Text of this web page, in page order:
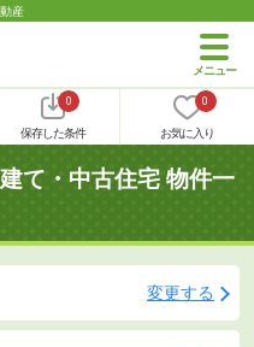
産
0
保存した条件
0
お気に入り
て・中古住宅 物件一
変更する